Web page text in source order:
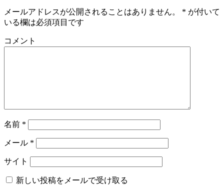
メールアドレスが公開されることはありません。 * が付いて
いる欄は必須項目です
コメント
名前 *
メール *
サイト
新しい投稿をメールで受け取る